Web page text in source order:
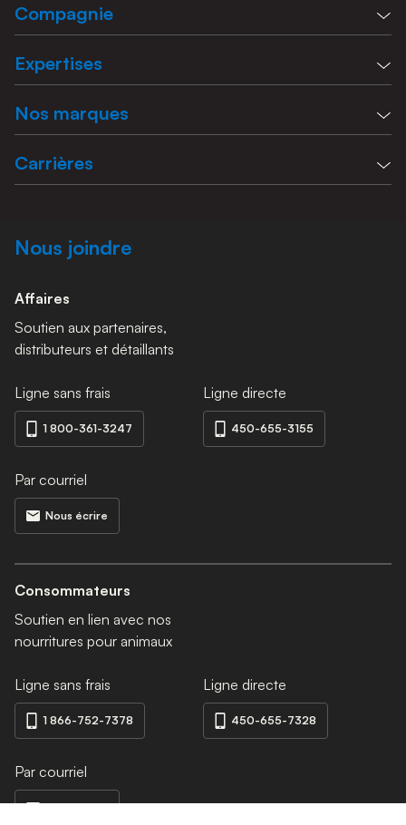
Compagnie
Expertises
Nos marques
Carrières
Nous joindre
Affaires
Soutien aux partenaires,
distributeurs et détaillants
Ligne sans frais
1 800-361-3247
Ligne directe
450-655-3155
Par courriel
Nous écrire
Consommateurs
Soutien en lien avec nos
nourritures pour animaux
Ligne sans frais
1 866-752-7378
Ligne directe
450-655-7328
Par courriel
Nous écrire